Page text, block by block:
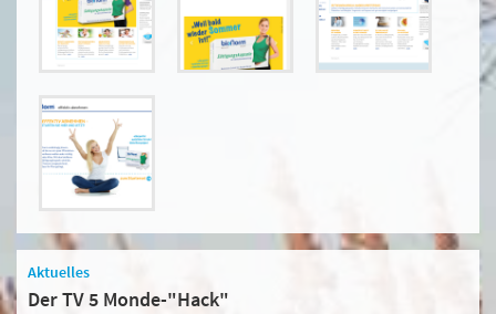
Aktuelles
Der TV 5 Monde-"Hack"